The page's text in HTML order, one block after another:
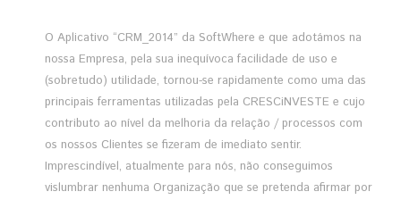
O Aplicativo “CRM_2014” da SoftWhere e que adotámos na
nossa Empresa, pela sua inequívoca facilidade de uso e
(sobretudo) utilidade, tornou-se rapidamente como uma das
principais ferramentas utilizadas pela CRESCiNVESTE e cujo
contributo ao nível da melhoria da relação / processos com
os nossos Clientes se fizeram de imediato sentir.
Imprescindível, atualmente para nós, não conseguimos
vislumbrar nenhuma Organização que se pretenda afirmar por